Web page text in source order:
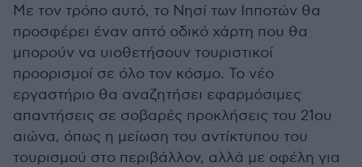
Με τον τρόπο αυτό, το Νησί των Ιπποτών θα
προσφέρει έναν απτό οδικό χάρτη που θα
μπορούν να υιοθετήσουν τουριστικοί
προορισμοί σε όλο τον κόσμο. Το νέο
εργαστήριο θα αναζητήσει εφαρμόσιμες
απαντήσεις σε σοβαρές προκλήσεις του 21ου
αιώνα, όπως η μείωση του αντίκτυπου του
τουρισμού στο περιβάλλον, αλλά με οφέλη για